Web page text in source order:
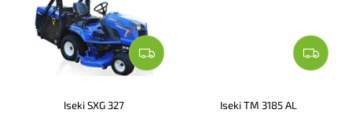
Iseki SXG 327 Iseki TM 3185 AL